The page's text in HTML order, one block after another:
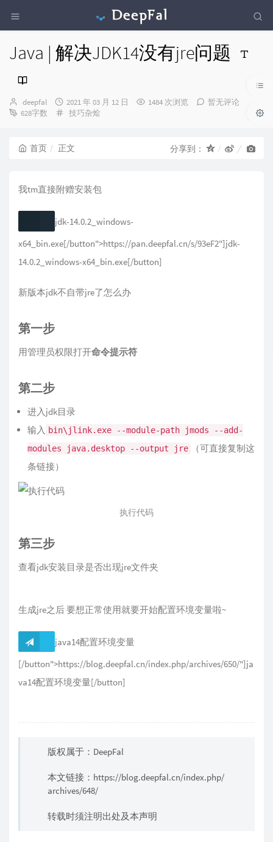
Java | 解决JDK14没有jre问题
博
主：
deepfal
发
布
2021 年 03 月 12 日 1484 次浏览
暂无评论
628字数
分
技巧杂烩
首页 正文 分享到：
我tm直接附赠安装包
jdk-14.0.2_windows-
x64_bin.exe[/button">https://pan.deepfal.cn/s/93eF2"]jdk-
14.0.2_windows-x64_bin.exe[/button]
新版本jdk不自带jre了怎么办
第一步
用管理员权限打开命令提示符
第二步
进入jdk目录
输入 bin\jlink.exe --module-path jmods --add-
modules java.desktop --output jre
（可直接复制这
条链接）
执行代码
第三步
查看jdk安装目录是否出现jre文件夹
生成jre之后 要想正常使用就要开始配置环境变量啦~
java14配置环境变量
[/button">https://blog.deepfal.cn/index.php/archives/650/"]ja
va14配置环境变量[/button]
版权属于：DeepFal
本文链接： https://blog.deepfal.cn/index.php/
archives/648/
转载时须注明出处及本声明